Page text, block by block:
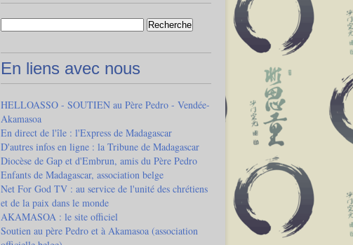
En liens avec nous
HELLOASSO - SOUTIEN au Père Pedro - Vendée-
Akamasoa
En direct de l'île : l'Express de Madagascar
D'autres infos en ligne : la Tribune de Madagascar
Diocèse de Gap et d'Embrun, amis du Père Pedro
Enfants de Madagascar, association belge
Net For God TV : au service de l'unité des chrétiens
et de la paix dans le monde
AKAMASOA : le site officiel
Soutien au père Pedro et à Akamasoa (association